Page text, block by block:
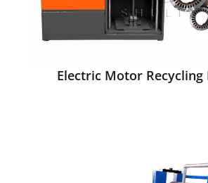
Electric Motor Recycling